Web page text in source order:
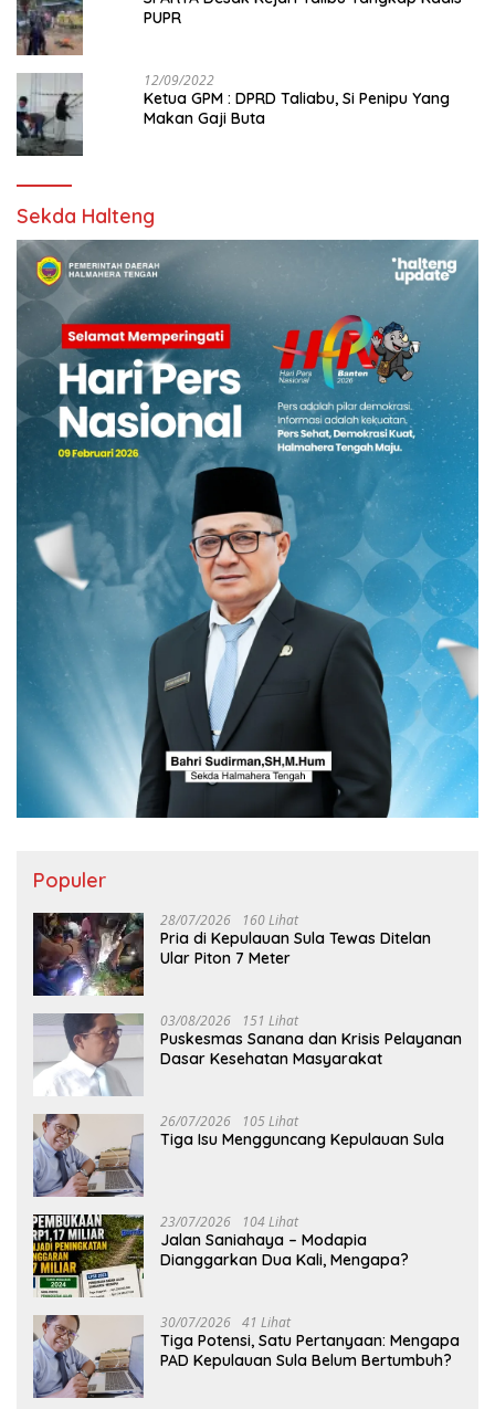
PUPR
12/09/2022
Ketua GPM : DPRD Taliabu, Si Penipu Yang
Makan Gaji Buta
Sekda Halteng
Populer
28/07/2026 160 Lihat
Pria di Kepulauan Sula Tewas Ditelan
Ular Piton 7 Meter
03/08/2026 151 Lihat
Puskesmas Sanana dan Krisis Pelayanan
Dasar Kesehatan Masyarakat
26/07/2026 105 Lihat
Tiga Isu Mengguncang Kepulauan Sula
23/07/2026 104 Lihat
Jalan Saniahaya – Modapia
Dianggarkan Dua Kali, Mengapa?
30/07/2026 41 Lihat
Tiga Potensi, Satu Pertanyaan: Mengapa
PAD Kepulauan Sula Belum Bertumbuh?